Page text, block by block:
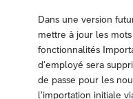
Dans une version
mettre à jour les
fonctionnalités
d'employé sera
de passe pour les
l'importation initiale